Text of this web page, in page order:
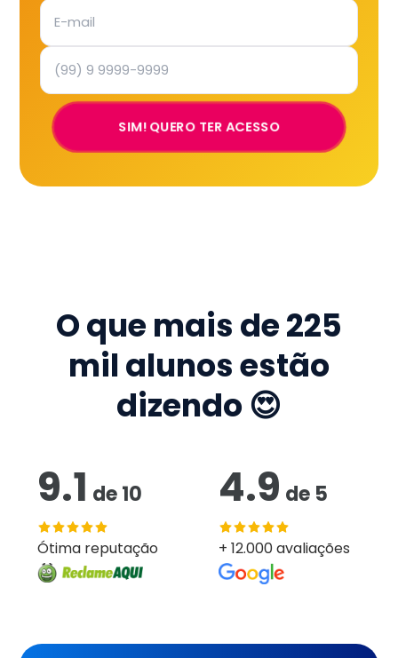
SIM! QUERO TER ACESSO
O que mais de225
mil alunos estão
dizendo 😍
9.1 de10
Ótima reputação
4.9 de 5
+ 12.000 avaliações